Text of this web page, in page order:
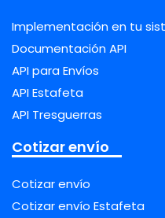
Implementación en tu
Documentación API
API para Envíos
API Estafeta
API Tresguerras
Cotizar envío
Cotizar envío
Cotizar envío Estafeta